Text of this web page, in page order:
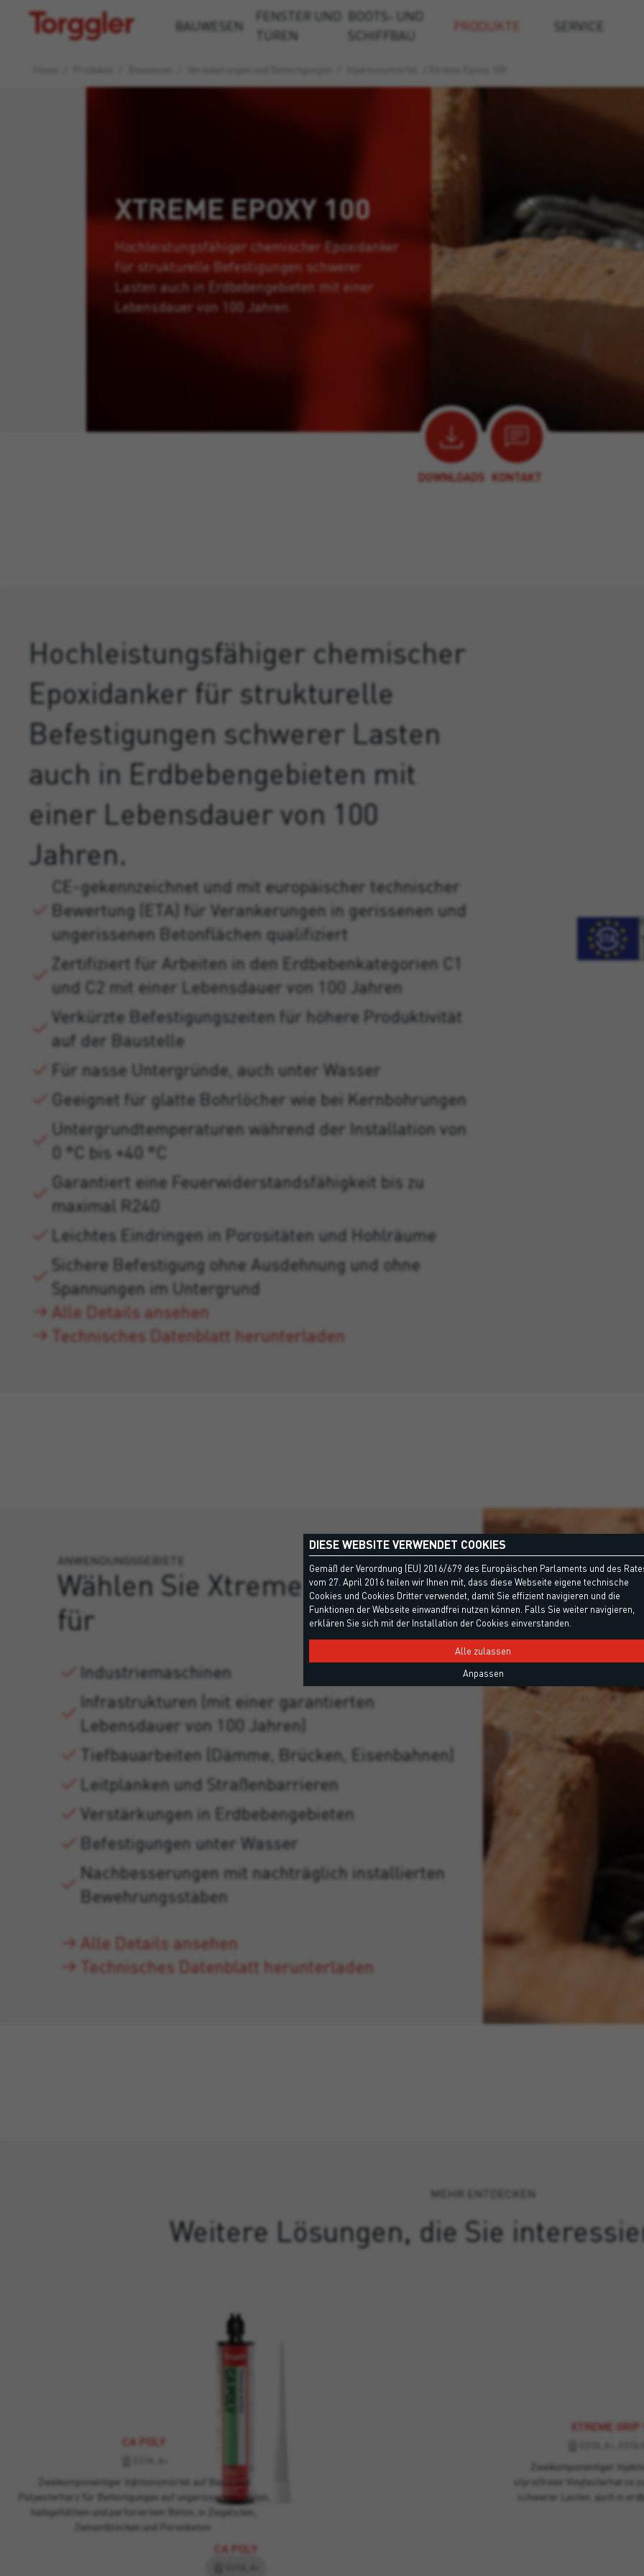
Torggler BAUWESEN
FENSTER UND
TÜREN
BOOTS- UND
SCHIFFBAU
PRODUKTE SERVICE
XTREME EPOXY 100
Hochleistungsfähiger chemischer Epoxidanker
für strukturelle Befestigungen schwerer
Lasten auch in Erdbebengebieten mit einer
Lebensdauer von 100 Jahren.
DOWNLOADS KONTAKT
Hochleistungsfähiger chemischer
Epoxidanker für strukturelle
Befestigungen schwerer Lasten
auch in Erdbebengebieten mit
einer Lebensdauer von 100
Jahren.
CE-gekennzeichnet und mit europäischer technischer
Bewertung (ETA) für Verankerungen in gerissenen und
ungerissenen Betonflächen qualifiziert
Zertifiziert für Arbeiten in den Erdbebenkategorien C1
und C2 mit einer Lebensdauer von 100 Jahren
Verkürzte Befestigungszeiten für höhere Produktivität
auf der Baustelle
Für nasse Untergründe, auch unter Wasser
Geeignet für glatte Bohrlöcher wie bei Kernbohrungen
Untergrundtemperaturen während der Installation von
0 °C bis +40 °C
Garantiert eine Feuerwiderstandsfähigkeit bis zu
maximal R240
Leichtes Eindringen in Porositäten und Hohlräume
Sichere Befestigung ohne Ausdehnung und ohne
Spannungen im Untergrund
Alle Details ansehen
Technisches Datenblatt herunterladen
ANWENDUNGSGEBIETE
Wählen Sie Xtreme Epoxy 100
für
Industriemaschinen
Infrastrukturen (mit einer garantierten
Lebensdauer von 100 Jahren)
Tiefbauarbeiten (Dämme, Brücken, Eisenbahnen)
Leitplanken und Straßenbarrieren
Verstärkungen in Erdbebengebieten
Befestigungen unter Wasser
Nachbesserungen mit nachträglich installierten
Bewehrungsstäben
Alle Details ansehen
Technisches Datenblatt herunterladen
MEHR ENTDECKEN
Weitere Lösungen, die Sie
CA POLY
CA POLY
Zweikomponentiger Injktionsmörtel auf Basis von
Polyesterharz für Befestigungen auf ungerissenem, festen,
halbgefülltem und perforiertem Beton, in Ziegelstein,
Zementblöcken und Porenbeton.
XTREME
Zweikomponentiger
styrolfreier Vinylesterharze
schwerer Lasten, auch in
DIESE WEBSITE VERWENDET COOKIES
Gemäß der Verordnung (EU) 2016/679 des Europäischen Parlaments und des
vom 27. April 2016 teilen wir Ihnen mit, dass diese Webseite eigene technische
Cookies und Cookies Dritter verwendet, damit Sie effizient navigieren und die
Funktionen der Webseite einwandfrei nutzen können. Falls Sie weiter navigieren,
erklären Sie sich mit der Installation der Cookies einverstanden.
Alle zulassen
Anpassen